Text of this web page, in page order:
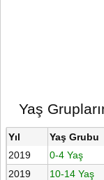
Yaş
Yıl Yaş Grubu
2019
0-4 Yaş
2019
10-14 Yaş